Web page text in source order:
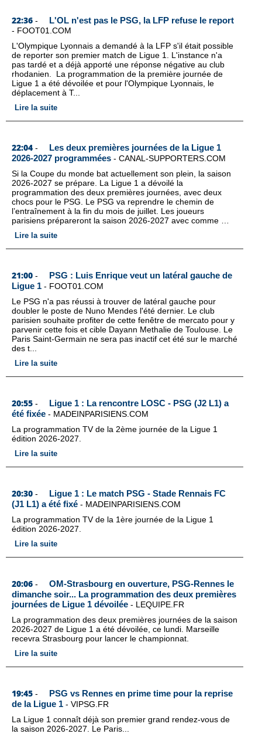
22:36 - L'OL n'est pas le PSG, la LFP refuse le report
- FOOT01.COM
L'Olympique Lyonnais a demandé à la LFP s'il était possible
de reporter son premier match de Ligue 1. L'instance n'a
pas tardé et a déjà apporté une réponse négative au club
rhodanien. La programmation de la première journée de
Ligue 1 a été dévoilée et pour l'Olympique Lyonnais, le
déplacement à T...
Lire la suite
22:04 -
Les deux premières journées de la Ligue 1
2026-2027 programmées - CANAL-SUPPORTERS.COM
Si la Coupe du monde bat actuellement son plein, la saison
2026-2027 se prépare. La Ligue 1 a dévoilé la
programmation des deux premières journées, avec deux
chocs pour le PSG. Le PSG va reprendre le chemin de
l’entraînement à la fin du mois de juillet. Les joueurs
parisiens prépareront la saison 2026-2027 avec comme …
Lire la suite
21:00 -
PSG : Luis Enrique veut un latéral gauche de
Ligue 1 - FOOT01.COM
Le PSG n'a pas réussi à trouver de latéral gauche pour
doubler le poste de Nuno Mendes l'été dernier. Le club
parisien souhaite profiter de cette fenêtre de mercato pour y
parvenir cette fois et cible Dayann Methalie de Toulouse. Le
Paris Saint-Germain ne sera pas inactif cet été sur le marché
des t...
Lire la suite
20:55 -
Ligue 1 : La rencontre LOSC - PSG (J2 L1) a
été fixée - MADEINPARISIENS.COM
La programmation TV de la 2ème journée de la Ligue 1
édition 2026-2027.
Lire la suite
20:30 -
Ligue 1 : Le match PSG - Stade Rennais FC
(J1 L1) a été fixé - MADEINPARISIENS.COM
La programmation TV de la 1ère journée de la Ligue 1
édition 2026-2027.
Lire la suite
20:06 -
OM-Strasbourg en ouverture, PSG-Rennes le
dimanche soir... La programmation des deux premières
journées de Ligue 1 dévoilée - LEQUIPE.FR
La programmation des deux premières journées de la saison
2026-2027 de Ligue 1 a été dévoilée, ce lundi. Marseille
recevra Strasbourg pour lancer le championnat.
Lire la suite
19:45 -
PSG vs Rennes en prime time pour la reprise
de la Ligue 1 - VIPSG.FR
La Ligue 1 connaît déjà son premier grand rendez-vous de
la saison 2026-2027. Le Paris...